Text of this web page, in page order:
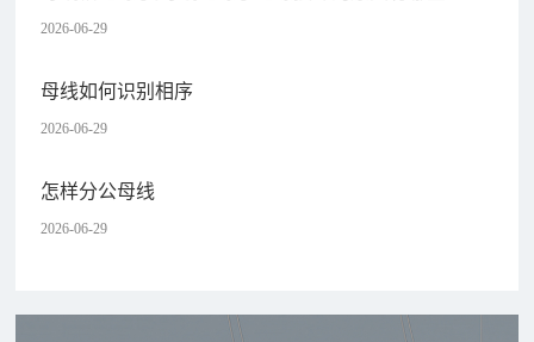
2026-06-29
母线如何识别相序
2026-06-29
怎样分公母线
2026-06-29